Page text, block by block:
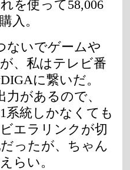
を使って58,006
入。
ないでゲームや
、私はテレビ番
に繋いだ。
があるので、
系統しかなくても
エラリンクが切
ったが、ちゃん
らい。